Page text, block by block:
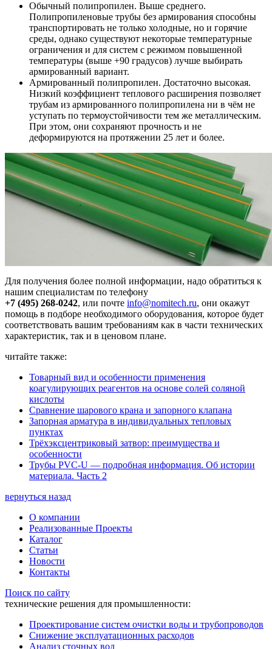
Обычный полипропилен. Выше среднего.
Полипропиленовые трубы без армирования способны
транспортировать не только холодные, но и горячие
среды, однако существуют некоторые температурные
ограничения и для систем с режимом повышенной
температуры (выше +90 градусов) лучше выбирать
армированный вариант.
Армированный полипропилен. Достаточно высокая.
Низкий коэффициент теплового расширения позволяет
трубам из армированного полипропилена ни в чём не
уступать по термоустойчивости тем же металлическим.
При этом, они сохраняют прочность и не
деформируются на протяжении 25 лет и более.
Для получения более полной информации, надо обратиться к
нашим специалистам по телефону
+7 (495) 268-0242, или почте info@nomitech.ru, они окажут
помощь в подборе необходимого оборудования, которое будет
соответствовать вашим требованиям как в части технических
характеристик, так и в ценовом плане.
читайте также:
Товарный вид и особенности применения
коагулирующих реагентов на основе солей соляной
кислоты
Сравнение шарового крана и запорного клапана
Запорная арматура в индивидуальных тепловых
пунктах
Трёхэксцентриковый затвор: преимущества и
особенности
Трубы PVC-U — подробная информация. Об истории
материала. Часть 2
вернуться назад
О компании
Реализованные Проекты
Каталог
Статьи
Новости
Контакты
Поиск по сайту
технические решения для промышленности:
Проектирование систем очистки воды и трубопроводов
Снижение эксплуатационных расходов
Анализ сточных вод